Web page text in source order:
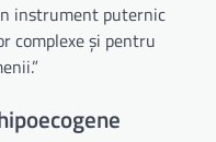
instrument puternic
complexe și pentru